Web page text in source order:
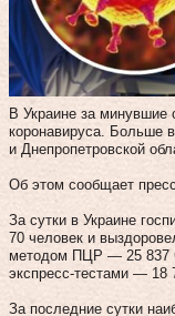
В Украине за минувшие
коронавируса. Больше
и Днепропетровской
Об этом сообщает
За сутки в Украине
70 человек и
методом ПЦР — 25 837
экспресс-тестами — 18
За последние сутки